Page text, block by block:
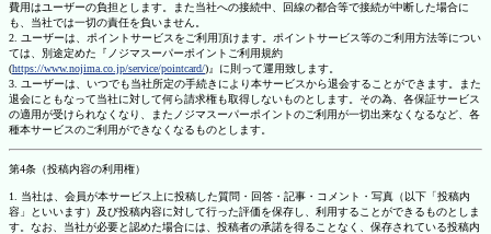
費用はユーザーの負担とします。また当社への接続中、回線の都合等で接続が中断した場合に
も、当社では一切の責任を負いません。
2. ユーザーは、ポイントサービスをご利用頂けます。ポイントサービス等のご利用方法等につい
ては、別途定めた『ノジマスーパーポイントご利用規約
(https://www.nojima.co.jp/service/pointcard/)』に則って運用致します。
3. ユーザーは、いつでも当社所定の手続きにより本サービスから退会することができます。また
退会にともなって当社に対して何ら請求権も取得しないものとします。その為、各保証サービス
の適用が受けられなくなり、またノジマスーパーポイントのご利用が一切出来なくなるなど、各
種本サービスのご利用ができなくなるものとします。
第4条（投稿内容の利用権）
1. 当社は、会員が本サービス上に投稿した質問・回答・記事・コメント・写真（以下「投稿内
容」といいます）及び投稿内容に対して行った評価を保存し、利用することができるものとしま
す。なお、当社が必要と認めた場合には、投稿者の承諾を得ることなく、保存されている投稿内